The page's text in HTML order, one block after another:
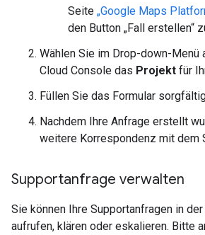
Seite „Google Maps
den Button „Fall erstellen“
Wählen Sie im Drop-down-Menü
Cloud Console das Projekt für
Füllen Sie das Formular
Nachdem Ihre Anfrage erstellt
weitere Korrespondenz mit dem
Supportanfrage verwalten
Sie können Ihre Supportanfragen in
aufrufen, klären oder eskalieren. Bitte